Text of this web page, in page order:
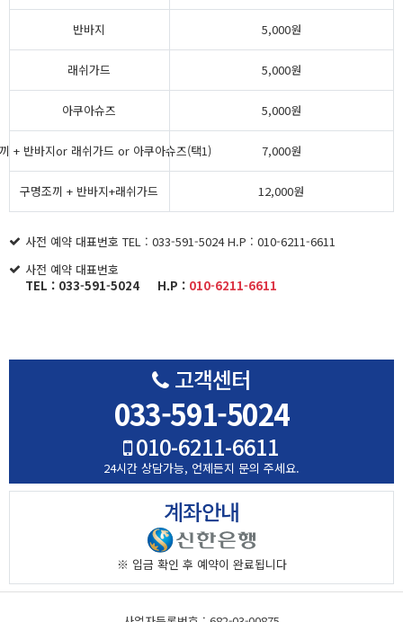
반바지 5,000원
래쉬가드 5,000원
아쿠아슈즈 5,000원
+ 반바지or 래쉬가드 or 아쿠아슈즈(택1) 7,000원
구명조끼 + 반바지+래쉬가드 12,000원
사전 예약 대표번호 TEL : 033-591-5024 H.P : 010-6211-6611
사전 예약 대표번호
TEL : 033-591-5024 H.P : 010-6211-6611
고객센터
033-591-5024
010-6211-6611
24시간 상담가능, 언제든지 문의 주세요.
계좌안내
※ 입금 확인 후 예약이 완료됩니다